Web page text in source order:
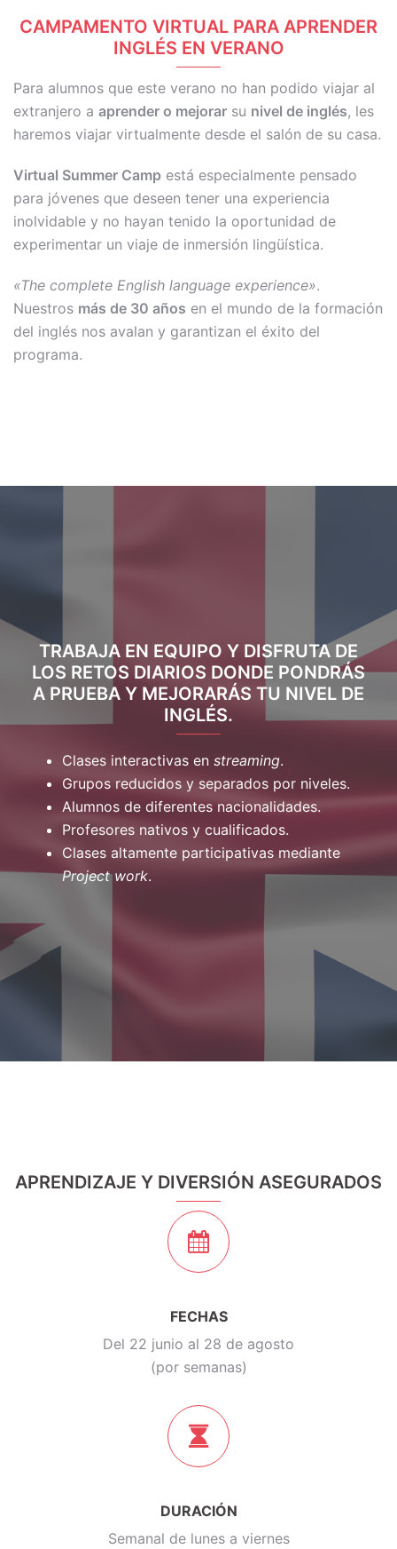
CAMPAMENTO VIRTUAL PARA APRENDER
INGLÉS EN VERANO
Para alumnos que este verano no han podido viajar al
extranjero a aprender o mejorar su nivel de inglés, les
haremos viajar virtualmente desde el salón de su casa.
Virtual Summer Camp está especialmente pensado
para jóvenes que deseen tener una experiencia
inolvidable y no hayan tenido la oportunidad de
experimentar un viaje de inmersión lingüística.
«The complete English language experience».
Nuestros más de 30 años en el mundo de la formación
del inglés nos avalan y garantizan el éxito del
programa.
TRABAJA EN EQUIPO Y DISFRUTA DE
LOS RETOS DIARIOS DONDE PONDRÁS
A PRUEBA Y MEJORARÁS TU NIVEL DE
INGLÉS.
Clases interactivas en streaming.
Grupos reducidos y separados por niveles.
Alumnos de diferentes nacionalidades.
Profesores nativos y cualificados.
Clases altamente participativas mediante
Project work.
APRENDIZAJE Y DIVERSIÓN ASEGURADOS
FECHAS
Del 22 junio al 28 de agosto
(por semanas)
DURACIÓN
Semanal de lunes a viernes